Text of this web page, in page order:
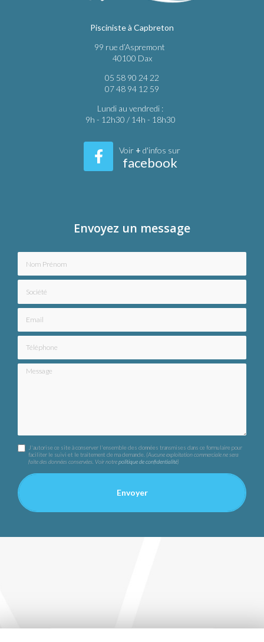
Pisciniste à Capbreton
99 rue d’Aspremont
40100 Dax
05 58 90 24 22
07 48 94 12 59
Lundi au vendredi :
9h - 12h30 / 14h - 18h30
Voir + d'infos sur
facebook
Envoyez un message
Message
J'autorise ce site à conserver l'ensemble des données transmises dans ce formulaire pour
faciliter le suivi et le traitement de ma demande.(Aucune exploitation commerciale ne sera
faite des données conservées. Voir notrepolitique de confidentialité)